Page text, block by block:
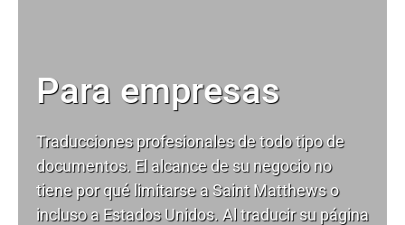
Para empresas
Traducciones profesionales de todo tipo de
documentos. El alcance de su negocio no
tiene por qué limitarse a Saint Matthews o
incluso a Estados Unidos. Al traducir su página